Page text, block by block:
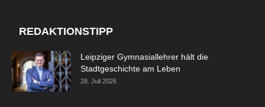
REDAKTIONSTIPP
Leipziger Gymnasiallehrer hält die
Stadtgeschichte am Leben
28. Juli 2026